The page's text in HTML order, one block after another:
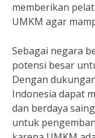
memberikan
UMKM agar
Sebagai negara
potensi besar
Dengan
Indonesia dapat
dan berdaya
untuk